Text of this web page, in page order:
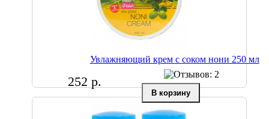
Увлажняющий крем с соком нони 250 мл
252 р.